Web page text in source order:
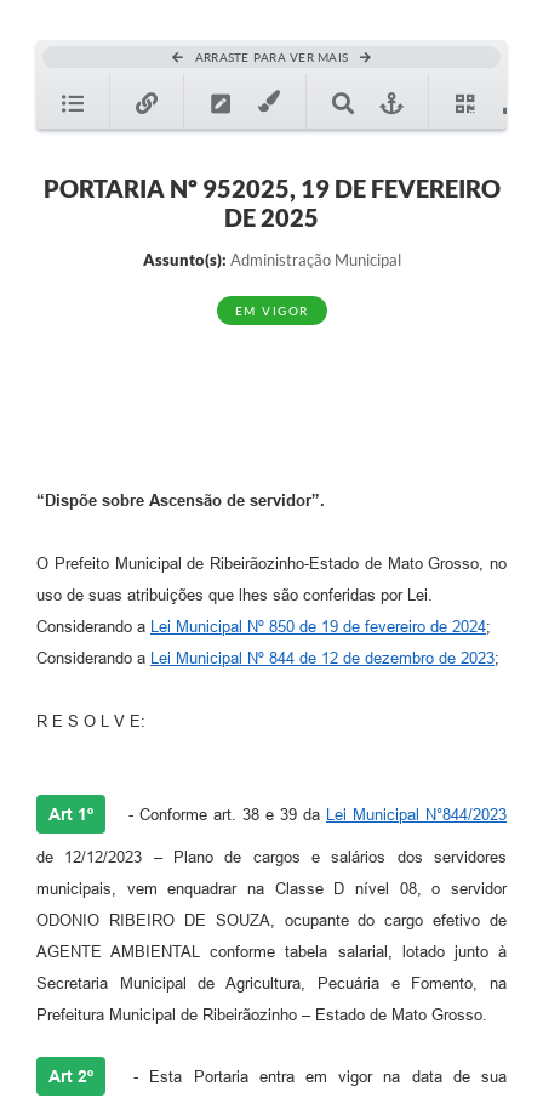
ARRASTE PARA VER MAIS
PORTARIA Nº 952025, 19 DE FEVEREIRO
DE 2025
Assunto(s): Administração Municipal
EM VIGOR
“Dispõe sobre Ascensão de servidor”.
O Prefeito Municipal de Ribeirãozinho-Estado de Mato Grosso, no
uso de suas atribuições que lhes são conferidas por Lei.
Considerando a Lei Municipal Nº 850 de 19 de fevereiro de 2024;
Considerando a Lei Municipal Nº 844 de 12 de dezembro de 2023;
R E S O L V E:
Art 1º - Conforme art. 38 e 39 da Lei Municipal N°844/2023
de 12/12/2023 – Plano de cargos e salários dos servidores
municipais, vem enquadrar na Classe D nível 08, o servidor
ODONIO RIBEIRO DE SOUZA, ocupante do cargo efetivo de
AGENTE AMBIENTAL conforme tabela salarial, lotado junto à
Secretaria Municipal de Agricultura, Pecuária e Fomento, na
Prefeitura Municipal de Ribeirãozinho – Estado de Mato Grosso.
Art 2º - Esta Portaria entra em vigor na data de sua